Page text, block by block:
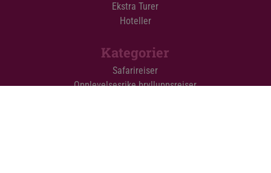
Ekstra Turer
Hoteller
Kategorier
Safarireiser
Opplevelsesrike brylluppsreiser